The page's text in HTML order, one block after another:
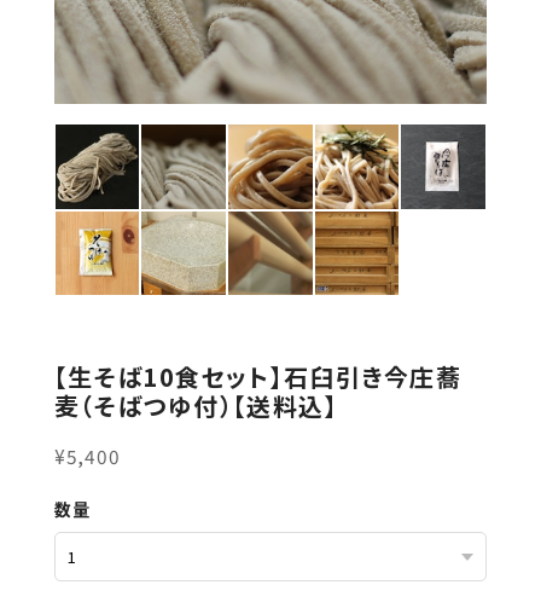
【生そば10食セット】石臼引き今庄蕎
麦（そばつゆ付）【送料込】
¥5,400
数量